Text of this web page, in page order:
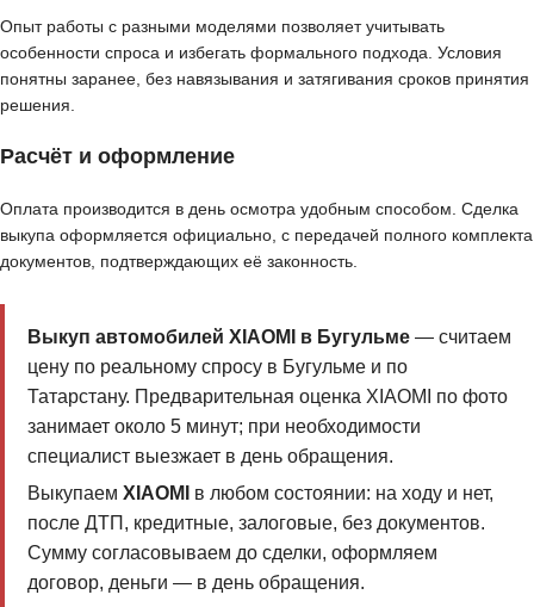
Опыт работы с разными моделями позволяет учитывать
особенности спроса и избегать формального подхода. Условия
понятны заранее, без навязывания и затягивания сроков принятия
решения.
Расчёт и оформление
Оплата производится в день осмотра удобным способом. Сделка
выкупа оформляется официально, с передачей полного комплекта
документов, подтверждающих её законность.
Выкуп автомобилей XIAOMI в Бугульме— считаем
цену по реальному спросу в Бугульме и по
Татарстану. Предварительная оценка XIAOMI по фото
занимает около 5 минут; при необходимости
специалист выезжает в день обращения.
Выкупаем XIAOMI
в любом состоянии: на ходу и нет,
после ДТП, кредитные, залоговые, без документов.
Сумму согласовываем до сделки, оформляем
договор, деньги — в день обращения.